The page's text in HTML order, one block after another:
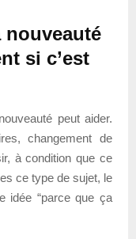
nouveauté
si c’est
peut aider.
changement de
à condition que ce
ce type de sujet, le
idée “parce que ça